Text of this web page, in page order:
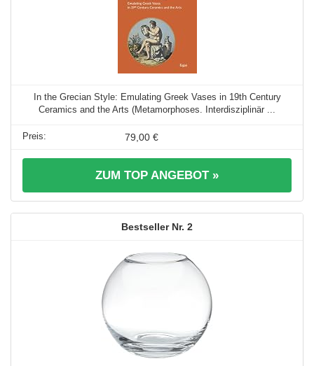
In the Grecian Style: Emulating Greek Vases in 19th Century
Ceramics and the Arts (Metamorphoses. Interdisziplinär ...
79,00 €
ZUM TOP ANGEBOT »
2